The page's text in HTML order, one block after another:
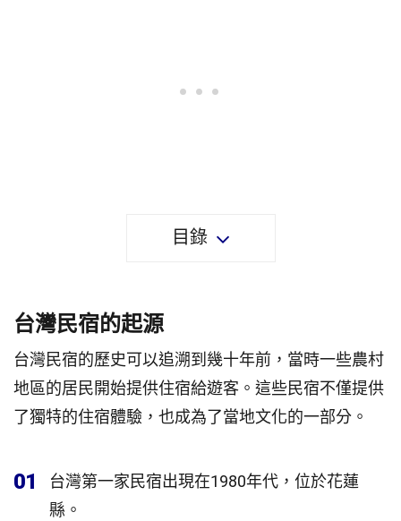
目錄
台灣民宿的起源
台灣民宿的歷史可以追溯到幾十年前，當時一些農村
地區的居民開始提供住宿給遊客。這些民宿不僅提供
了獨特的住宿體驗，也成為了當地文化的一部分。
01
台灣第一家民宿出現在1980年代，位於花蓮
縣。